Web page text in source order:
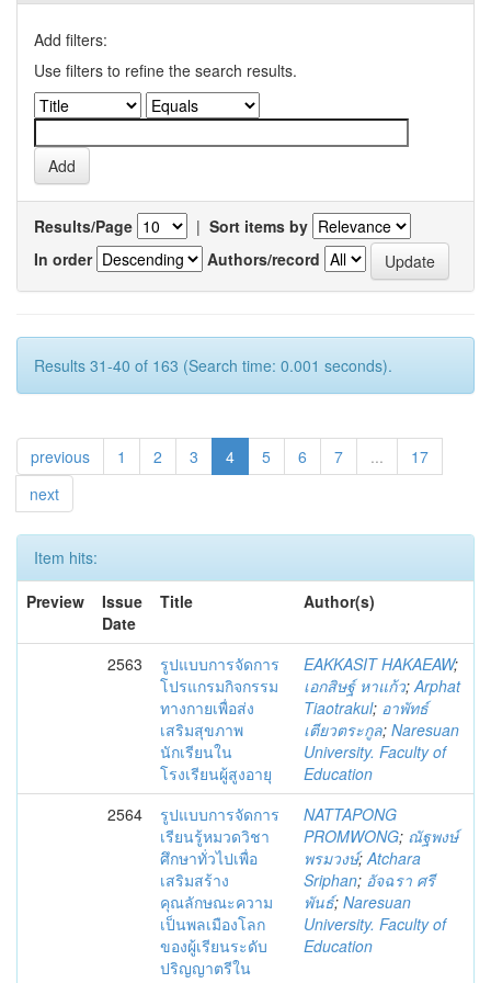
Add filters:
Use filters to refine the search results.
Results/Page | Sort items by
In order
Authors/record
Results 31-40 of 163 (Search time: 0.001 seconds).
previous 1 2 3 4 5 6 7 ...
17
next
Item hits:
Preview
Issue
Date
Title Author(s)
2563
รูปแบบการจัดการ
โปรแกรมกิจกรรม
ทางกายเพื่อส่ง
เสริมสุขภาพ
นักเรียนใน
โรงเรียนผู้สูงอายุ
EAKKASIT HAKAEAW;
เอกสิษฐ์ หาแก้ว;Arphat
Tiaotrakul; อาพัทธ์
เตียวตระกูล; Naresuan
University. Faculty of
Education
2564
รูปแบบการจัดการ
เรียนรู้หมวดวิชา
ศึกษาทั่วไปเพื่อ
เสริมสร้าง
คุณลักษณะความ
เป็นพลเมืองโลก
ของผู้เรียนระดับ
ปริญญาตรีใน
NATTAPONG
PROMWONG; ณัฐพงษ์
พรมวงษ์;Atchara
Sriphan; อัจฉรา ศรี
พันธ์; Naresuan
University. Faculty of
Education